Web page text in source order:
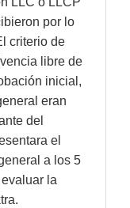
por lo
criterio de
libre de
inicial,
eran
del
el
a los 5
la